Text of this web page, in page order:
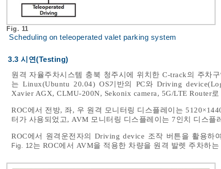
Fig. 11
Scheduling on teleoperated valet parking system
3.3 시연(Testing)
원격 자율주차시스템 충북 청주시에 위치한 C-track의 주차
는 Linux(Ubuntu 20.04) OS기반의 PC와 Driving
Xavier AGX, CLMU-200N, Sekonix camera, 5G/LTE Router
ROC에서 전방, 좌, 우 원격 모니터링 디스플레이는
터가 사용되었고, AVM 모니터링 디스플레이는 7인치 디스플
ROC에서 원격운전자의 Driving device 조작 버튼을 활용하
Fig. 12는 ROC에서 AVM을 적용한 차량을 원격 발렛 주차하